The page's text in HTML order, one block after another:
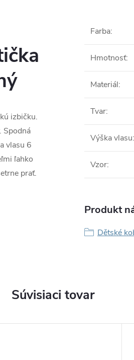
izbičku.
Spodná
vlasu 6
ľahko
prať.
Farba:
Hmotnosť:
Materiál:
Tvar:
Výška vlasu:
Vzor:
Produkt
Dětské
Súvisiaci tovar